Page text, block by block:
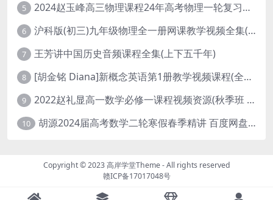
5 2024赵玉峰高三物理课程24年高考物理一轮复习网课教程
6 沪科版(初三)九年级物理全一册网课教学视频全集(录播版 杜春雨 66讲)
7 王芳讲中国历史音频课程全集(上下五千年)
8 [胡金铭 Diana]新概念英语第1册教学视频课程(全集 百度网盘下载)
9 2022赵礼显高一数学必修一课程视频资源(秋季班 含讲义)百度网盘云
10 胡源2024届高考数学二轮寒假春季精讲 百度网盘分享
Copyright © 2023高岸学堂Theme- All rights reserved
赣ICP备17017048号